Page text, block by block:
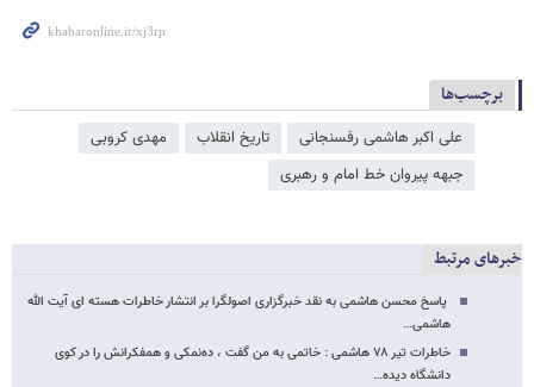
برچسب‌ها
علی اکبر هاشمی رفسنجانی تاریخ انقلاب
مهدی کروبی
جبهه پیروان خط امام و رهبری
خبرهای مرتبط
پاسخ محسن هاشمی به نقد خبرگزاری اصولگرا بر انتشار خاطرات هسته ای آیت الله
هاشمی…
خاطرات تیر ۷۸ هاشمی : خاتمی به من گفت ، ده‌نمکی و همفکرانش را در کوی
دانشگاه دیده…